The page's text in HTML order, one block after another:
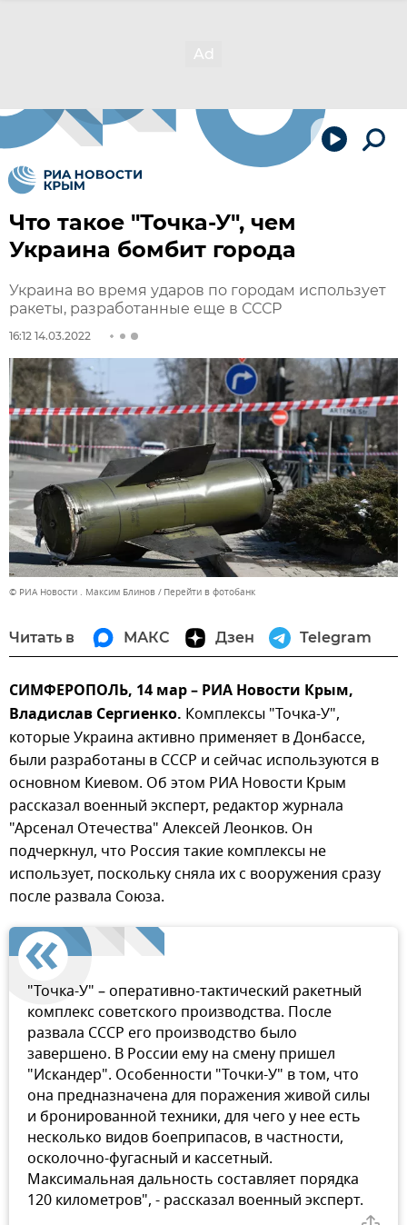
Что такое "Точка-У", чем
Украина бомбит города
Украина во время ударов по городам использует
ракеты, разработанные еще в СССР
16:12 14.03.2022
© РИА Новости . Максим Блинов Перейти в фотобанк
Читать в МАКС Дзен Telegram
СИМФЕРОПОЛЬ, 14 мар – РИА Новости Крым,
Владислав Сергиенко. Комплексы "Точка-У",
которые Украина активно применяет в Донбассе,
были разработаны в СССР и сейчас используются в
основном Киевом. Об этом РИА Новости Крым
рассказал военный эксперт, редактор журнала
"Арсенал Отечества" Алексей Леонков. Он
подчеркнул, что Россия такие комплексы не
использует, поскольку сняла их с вооружения сразу
после развала Союза.
"Точка-У" – оперативно-тактический ракетный
комплекс советского производства. После
развала СССР его производство было
завершено. В России ему на смену пришел
"Искандер". Особенности "Точки-У" в том, что
она предназначена для поражения живой силы
и бронированной техники, для чего у нее есть
несколько видов боеприпасов, в частности,
осколочно-фугасный и кассетный.
Максимальная дальность составляет порядка
120 километров", - рассказал военный эксперт.